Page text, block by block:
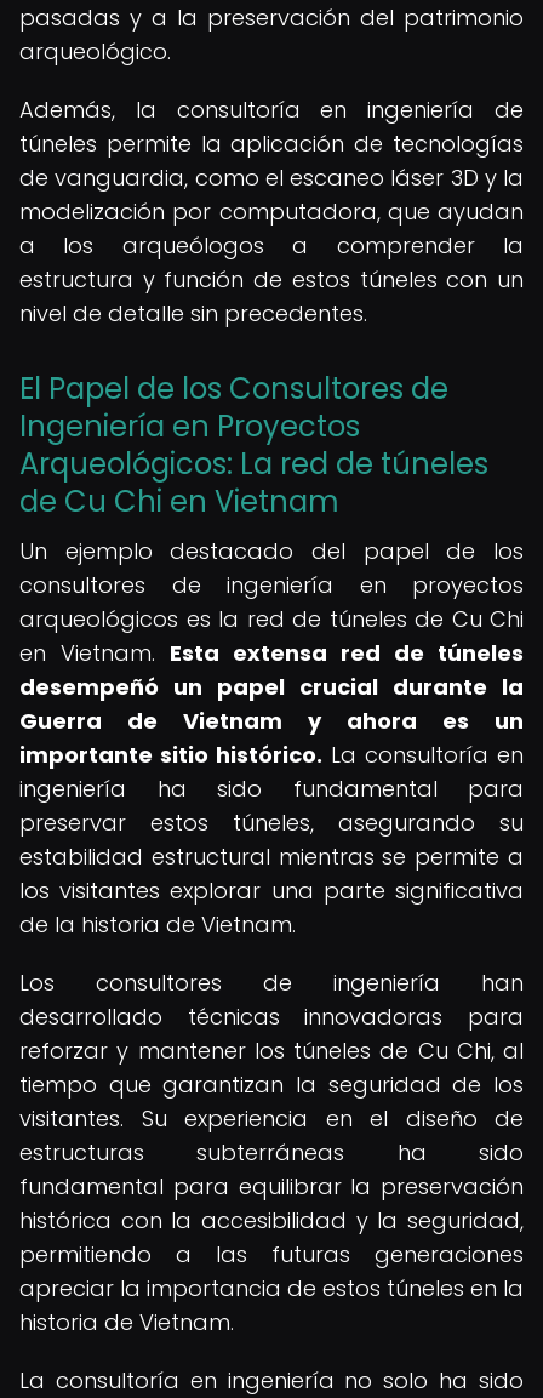
pasadas y a la preservación del patrimonio
arqueológico.
Además, la consultoría en ingeniería de
túneles permite la aplicación de tecnologías
de vanguardia, como el escaneo láser 3D y la
modelización por computadora, que ayudan
a los arqueólogos a comprender la
estructura y función de estos túneles con un
nivel de detalle sin precedentes.
El Papel de los Consultores de
Ingeniería en Proyectos
Arqueológicos: La red de túneles
de Cu Chi en Vietnam
Un ejemplo destacado del papel de los
consultores de ingeniería en proyectos
arqueológicos es la red de túneles de Cu Chi
en Vietnam. Esta extensa red de túneles
desempeñó un papel crucial durante la
Guerra de Vietnam y ahora es un
importante sitio histórico. La consultoría en
ingeniería ha sido fundamental para
preservar estos túneles, asegurando su
estabilidad estructural mientras se permite a
los visitantes explorar una parte significativa
de la historia de Vietnam.
Los consultores de ingeniería han
desarrollado técnicas innovadoras para
reforzar y mantener los túneles de Cu Chi, al
tiempo que garantizan la seguridad de los
visitantes. Su experiencia en el diseño de
estructuras subterráneas ha sido
fundamental para equilibrar la preservación
histórica con la accesibilidad y la seguridad,
permitiendo a las futuras generaciones
apreciar la importancia de estos túneles en la
historia de Vietnam.
La consultoría en ingeniería no solo ha sido